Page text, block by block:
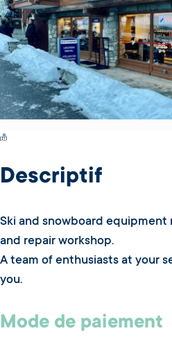
Switch Carte/Photos
Descriptif
Ski and snowboard equipment
and repair workshop.
A team of enthusiasts at your
you.
Mode de paiement